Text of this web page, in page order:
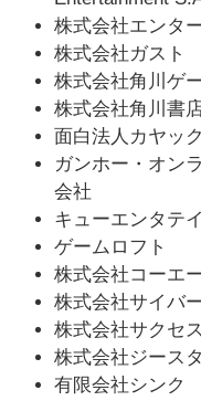
株式会社エンタ
株式会社ガスト
株式会社角川ゲ
株式会社角川書
面白法人カヤック
ガンホー・オン
会社
キューエンタテ
ゲームロフト
株式会社コーエ
株式会社サイバ
株式会社サクセス
株式会社ジース
有限会社シンク